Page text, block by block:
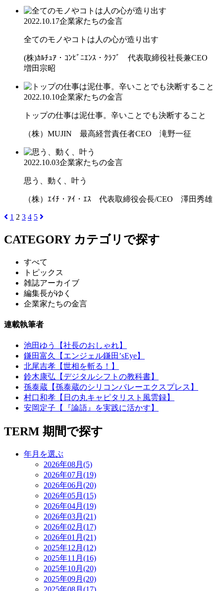
2022.10.17企業家たちの金言
全てのモノやコトは人の心が造り出す
(株)ｶﾙﾁｭｱ・ｺﾝﾋﾞﾆｴﾝｽ・ｸﾗﾌﾞ 代表取締役社長兼CEO
増田宗昭
2022.10.10企業家たちの金言
トップの仕事は泥仕事。辛いことでも決断すること
（株）MUJIN 最高経営責任者CEO 滝野一征
2022.10.03企業家たちの金言
思う、動く、叶う
（株）ｴｲﾁ・ｱｲ・ｴｽ 代表取締役会長/CEO 澤田秀雄
1 2 3 4 5
CATEGORY カテゴリで探す
すべて
トピックス
雑誌アーカイブ
編集長がゆく
企業家たちの金言
連載執筆者
池田ゆう【社長のおしゃれ】
鎌田富久【エンジェル鎌田’sEye】
北尾吉孝【世相を斬る！】
鈴木康弘【デジタルシフトの教科書】
孫泰蔵【孫泰蔵のシリコンバレーエクスプレス】
村口和孝【日の丸キャピタリスト風雲録】
安岡定子【『論語』を実践に活かす】
TERM 期間で探す
年月を選ぶ
2026年08月(5)
2026年07月(19)
2026年06月(20)
2026年05月(15)
2026年04月(19)
2026年03月(21)
2026年02月(17)
2026年01月(21)
2025年12月(12)
2025年11月(16)
2025年10月(20)
2025年09月(20)
2025年08月(17)